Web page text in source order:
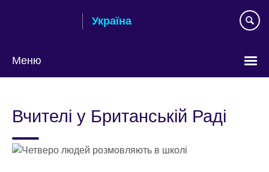
Україна
Меню
language
Вчителі у Британській Раді